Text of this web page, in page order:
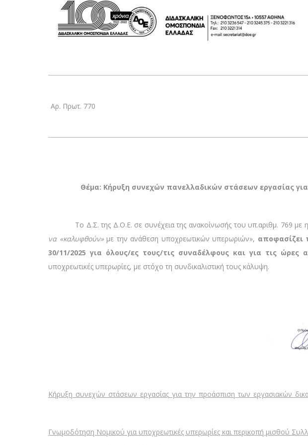
Αρ. Πρωτ. 770
Θέμα: Κήρυξη συνεχών πανελλαδικών στάσεων εργασίας
Το Δ.Σ. της Δ.Ο.Ε. σε συνέχεια της ανακοίνωσής του υπ.αριθμ. 769 με
να «καλυφθούν»με την ανάθεση υποχρεωτικών υπερωριών», αποφασίζει
30/11/2025 για όλους/ες τους/τις συναδέλφους και για τις
υποχρεωτικές υπερωρίες, με στόχο τη συνδικαλιστική τους κάλυψη.
Γνωμοδότηση Νομικού για υποχρεωτικές υπερωρίες και περικοπή μισθού